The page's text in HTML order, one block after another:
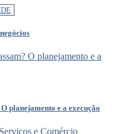
planejamento e a execução